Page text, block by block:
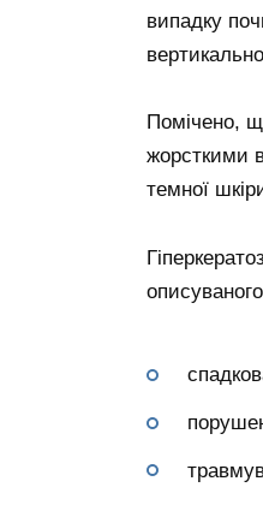
випадку
Помічено,
жорсткими
темної